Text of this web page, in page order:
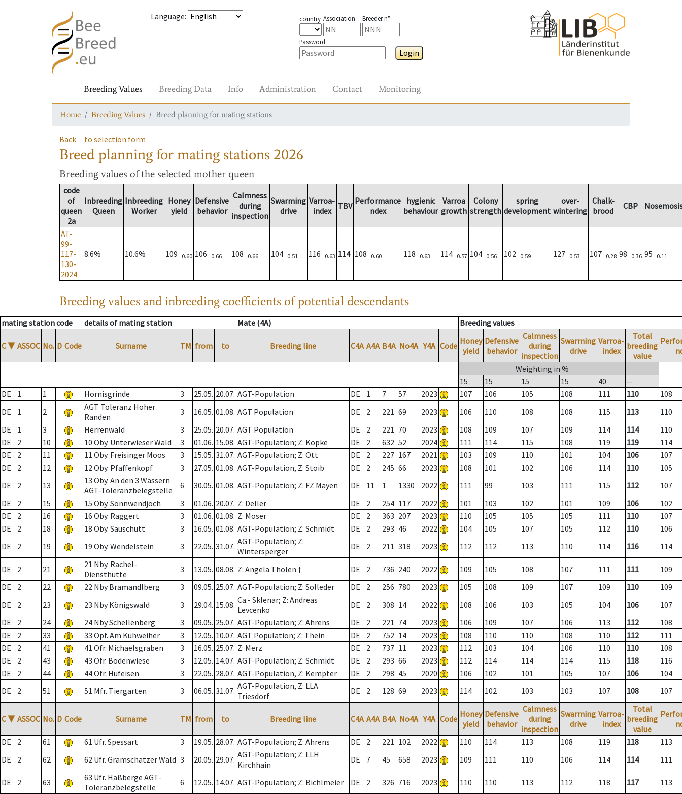
Language: country Association Breeder n°
Password
Login
Breeding Values Breeding Data Info Administration Contact Monitoring
Home Breeding Values Breed planning for mating stations
Back to selection form
Breed planning for mating stations 2026
Breeding values of the selected mother queen
code
of
queen
2a
Inbreeding
Queen
Inbreeding
Worker
Honey
yield
Defensive
behavior
Calmness
during
inspection
Swarming
drive
Varroa-
index
TBV Performance
ndex
hygienic
behaviour
Varroa
growth
Colony
strength
spring
development
over-
wintering
Chalk-
brood
CBP
AT-
99-
117-
130-
2024
8.6% 10.6% 109 0.60 106 0.66 108 0.66 104 0.51 116 0.63 114 108 0.60 118 0.63 114 0.57 104 0.56 102 0.59 127 0.53 107 0.28 98 0.36 95 0.11
Breeding values and inbreeding coefficients of potential descendants
mating station code details of mating station Mate (4A) Breeding values
C ▼ ASSOC No. D Code Surname TM from to Breeding line C4A A4A B4A No4A Y4A Code Honey
yield
Defensive
behavior
Calmness
during
inspection
Swarming
drive
Varroa-
index
Total
breeding
value
Weighting in %
15
15 15 15 40
--
DE
1 1 Hornisgrinde 3 25.05. 20.07. AGT-Population DE 1 7 57 2023 107 106 105 108 111 110
108
DE
1 2
AGT Toleranz Hoher
Randen
3 16.05. 01.08. AGT Population DE 2 221 69 2023 106 110 108 108 115 113
110
DE
1 3 Herrenwald 3 25.05. 20.07. AGT Population DE 2 221 70 2023 108 109 107 109 114 114
110
DE
2 10 10 Oby. Unterwieser Wald 3 01.06. 15.08. AGT-Population; Z: Köpke DE 2 632 52 2024 111 114 115 108 119 119
114
DE
2 11 11 Oby. Freisinger Moos 3 15.05. 31.07. AGT-Population; Z: Ott DE 2 227 167 2021 103 109 110 101 104 106
107
DE
2 12 12 Oby. Pfaffenkopf 3 27.05. 01.08. AGT-Population, Z: Stoib DE 2 245 66 2023 108 101 102 106 114 110
105
DE
2 13
13 Oby. An den 3 Wassern
AGT-Toleranzbelegstelle
6 30.05. 01.08. AGT-Population; Z: FZ Mayen DE 11 1 1330 2022 111 99 103 111 115 112
107
DE
2 15 15 Oby. Sonnwendjoch 3 01.06. 20.07. Z: Deller DE 2 254 117 2022 101 103 102 101 109 106
102
DE
2 16 16 Oby. Raggert 3 01.06. 01.08. Z: Moser DE 2 363 207 2023 110 105 105 105 111 110
107
DE
2 18 18 Oby. Sauschütt 3 16.05. 01.08. AGT-Population; Z: Schmidt DE 2 293 46 2022 104 105 107 105 112 110
106
DE
2 19 19 Oby. Wendelstein 3 22.05. 31.07. AGT-Population; Z:
Wintersperger
DE 2 211 318 2023 112 112 113 110 114 116 114
DE 2 21
21 Nby. Rachel-
Diensthütte
3 13.05. 08.08. Z: Angela Tholen † DE 2 736 240 2022 109 105 108 107 111 111
109
DE
2 22 22 Nby Bramandlberg 3 09.05. 25.07. AGT-Population; Z: Solleder DE 2 256 780 2023 105 108 109 107 109 110
109
DE
2 23 23 Nby Königswald 3 29.04. 15.08. Ca.- Sklenar; Z: Andreas
Levcenko
DE 2 308 14 2022 108 106 103 105 104 106
107
DE
2 24 24 Nby Schellenberg 3 09.05. 25.07. AGT-Population; Z: Ahrens DE 2 221 74 2023 106 109 107 106 113 112
108
DE
2 33 33 Opf. Am Kühweiher 3 12.05. 10.07. AGT Population; Z: Thein DE 2 752 14 2023 108 110 110 108 110 112
111
DE
2 41 41 Ofr. Michaelsgraben 3 16.05. 25.07. Z: Merz DE 2 737 11 2023 112 103 104 106 110 110
108
DE
2 43 43 Ofr. Bodenwiese 3 12.05. 14.07. AGT-Population; Z: Schmidt DE 2 293 66 2023 112 114 114 114 115 118
116
DE
2 44 44 Ofr. Hufeisen 3 22.05. 28.07. AGT-Population, Z: Kempter DE 2 298 45 2020 106 102 101 105 107 106
104
DE
2 51 51 Mfr. Tiergarten 3 06.05. 31.07. AGT-Population, Z: LLA
Triesdorf
DE 2 128 69 2023 114 102 103 103 107 108 107
C ▼ ASSOC No. D Code Surname TM from to Breeding line C4A A4A B4A No4A Y4A Code Honey
yield
Defensive
behavior
Calmness
during
inspection
Swarming
drive
Varroa-
index
Total
breeding
value
DE
2 61 61 Ufr. Spessart 3 19.05. 28.07. AGT-Population; Z: Ahrens DE 2 221 102 2022 110 114 113 108 119 118
113
DE
2 62 62 Ufr. Gramschatzer Wald 3 20.05. 29.07. AGT-Population; Z: LLH
Kirchhain
DE 7 45 658 2023 109 111 110 106 114 114 111
DE 2 63
63 Ufr. Haßberge AGT-
Toleranzbelegstelle
6 12.05. 14.07. AGT-Population; Z: Bichlmeier DE 2 326 716 2023 110 110 113 112 118 117 113